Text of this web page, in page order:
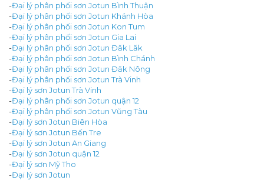
-Đại lý phân phối sơn Jotun Bình Thuận
-Đại lý phân phối sơn Jotun Khánh Hòa
-Đại lý phân phối sơn Jotun Kon Tum
-Đại lý phân phối sơn Jotun Gia Lai
-Đại lý phân phối sơn Jotun Đăk Lăk
-Đại lý phân phối sơn Jotun Bình Chánh
-Đại lý phân phối sơn Jotun Đăk Nông
-Đại lý phân phối sơn Jotun Trà Vinh
-Đại lý sơn Jotun Trà Vinh
-Đại lý phân phối sơn Jotun quận 12
-Đại lý phân phối sơn Jotun Vũng Tàu
-Đại lý sơn Jotun Biên Hòa
-Đại lý sơn Jotun Bến Tre
-Đại lý sơn Jotun An Giang
-Đại lý sơn Jotun quận 12
-Đại lý sơn Mỹ Tho
-Đại lý sơn Jotun